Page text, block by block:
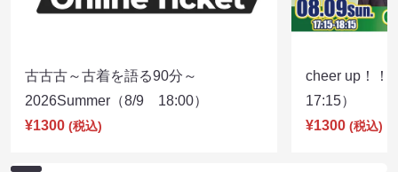
古古古～古着を語る90分～
2026Summer（8/9 18:00）
¥1300 (税込)
cheer up！
17:15）
¥1300 (税込)